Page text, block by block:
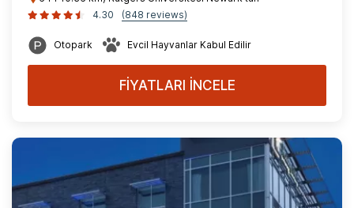
4.30
(848 reviews)
Otopark Evcil Hayvanlar Kabul Edilir
FİYATLARI İNCELE